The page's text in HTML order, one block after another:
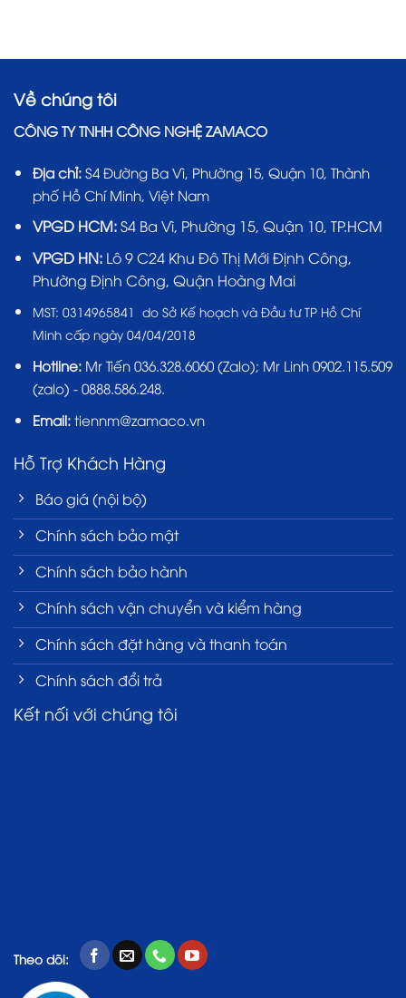
Về chúng tôi
CÔNG TY TNHH CÔNG NGHỆ ZAMACO
Địa chỉ: S4 Đường Ba Vì, Phường 15, Quận 10, Thành
phố Hồ Chí Minh, Việt Nam
VPGD HCM:S4 Ba Vì, Phường 15, Quận 10, TP.HCM
VPGD HN:Lô 9 C24 Khu Đô Thị Mới Định Công,
Phường Định Công, Quận Hoàng Mai
MST: 0314965841 do Sở Kế hoạch và Đầu tư TP Hồ Chí
Minh cấp ngày 04/04/2018
Hotline: Mr Tiến 036.328.6060(Zalo); Mr Linh 0902.115.509
(zalo) - 0888.586.248.
Email:tiennm@zamaco.vn
Hỗ Trợ Khách Hàng
Báo giá (nội bộ)
Chính sách bảo mật
Chính sách bảo hành
Chính sách vận chuyển và kiểm hàng
Chính sách đặt hàng và thanh toán
Chính sách đổi trả
Kết nối với chúng tôi
Theo dõi: